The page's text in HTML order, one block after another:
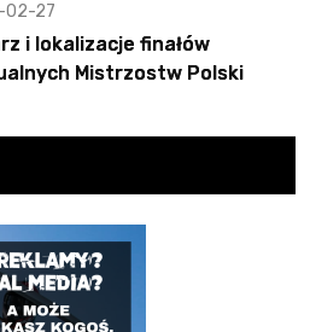
02-27
i lokalizacje finałów
Mistrzostw Polski